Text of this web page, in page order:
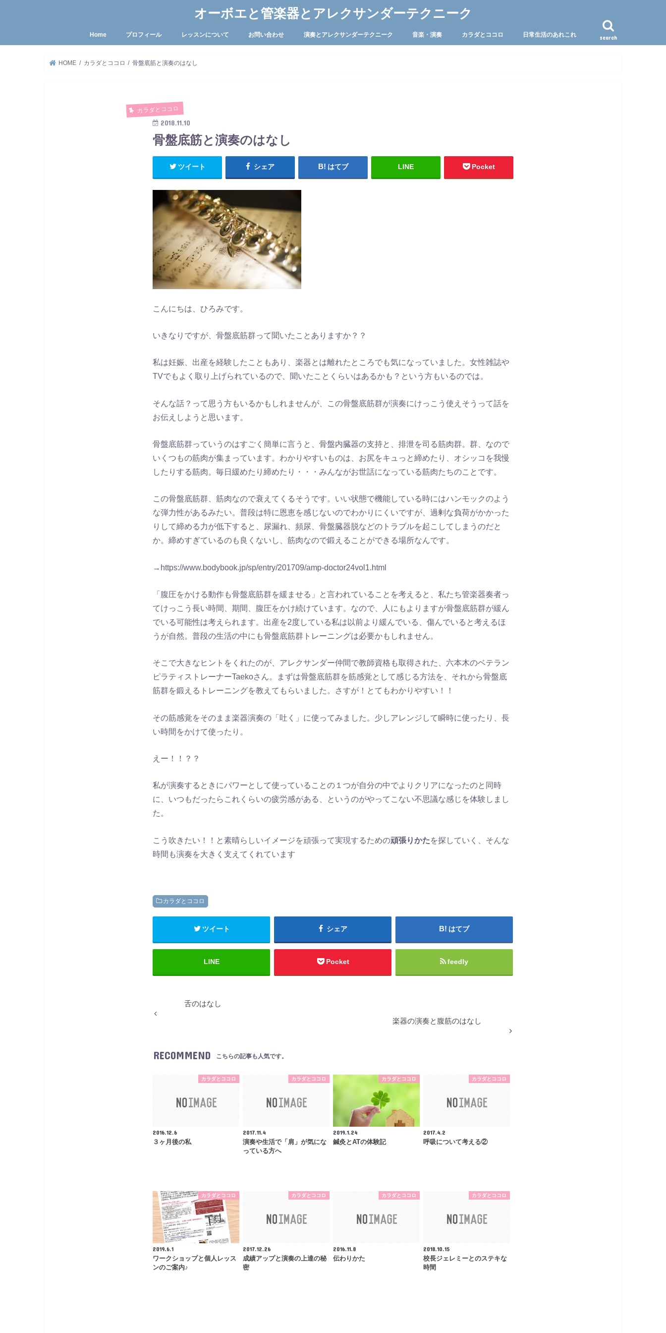
オーボエと管楽器とアレクサンダーテクニーク
search
Home プロフィール レッスンについて お問い合わせ 演奏とアレクサンダーテクニーク 音楽・演奏 カラダとココロ 日常生活のあれこれ
HOME カラダとココロ 骨盤底筋と演奏のはなし
カラダとココロ
2018.11.10
骨盤底筋と演奏のはなし
ツイート シェア はてブ LINE Pocket
こんにちは、ひろみです。
いきなりですが、骨盤底筋群って聞いたことありますか？？
私は妊娠、出産を経験したこともあり、楽器とは離れたところでも気になっていました。女性雑誌や
TVでもよく取り上げられているので、聞いたことくらいはあるかも？という方もいるのでは。
そんな話？って思う方もいるかもしれませんが、この骨盤底筋群が演奏にけっこう使えそうって話を
お伝えしようと思います。
骨盤底筋群っていうのはすごく簡単に言うと、骨盤内臓器の支持と、排泄を司る筋肉群。群、なので
いくつもの筋肉が集まっています。わかりやすいものは、お尻をキュっと締めたり、オシッコを我慢
したりする筋肉。毎日緩めたり締めたり・・・みんながお世話になっている筋肉たちのことです。
この骨盤底筋群、筋肉なので衰えてくるそうです。いい状態で機能している時にはハンモックのよう
な弾力性があるみたい。普段は特に恩恵を感じないのでわかりにくいですが、過剰な負荷がかかった
りして締める力が低下すると、尿漏れ、頻尿、骨盤臓器脱などのトラブルを起こしてしまうのだと
か。締めすぎているのも良くないし、筋肉なので鍛えることができる場所なんです。
→https://www.bodybook.jp/sp/entry/201709/amp-doctor24vol1.html
「腹圧をかける動作も骨盤底筋群を緩ませる」と言われていることを考えると、私たち管楽器奏者っ
てけっこう長い時間、期間、腹圧をかけ続けています。なので、人にもよりますが骨盤底筋群が緩ん
でいる可能性は考えられます。出産を2度している私は以前より緩んでいる、傷んでいると考えるほ
うが自然。普段の生活の中にも骨盤底筋群トレーニングは必要かもしれません。
そこで大きなヒントをくれたのが、アレクサンダー仲間で教師資格も取得された、六本木のベテラン
ピラティストレーナーTaekoさん。まずは骨盤底筋群を筋感覚として感じる方法を、それから骨盤底
筋群を鍛えるトレーニングを教えてもらいました。さすが！とてもわかりやすい！！
その筋感覚をそのまま楽器演奏の「吐く」に使ってみました。少しアレンジして瞬時に使ったり、長
い時間をかけて使ったり。
えー！！？？
私が演奏するときにパワーとして使っていることの１つが自分の中でよりクリアになったのと同時
に、いつもだったらこれくらいの疲労感がある、というのがやってこない不思議な感じを体験しまし
た。
こう吹きたい！！と素晴らしいイメージを頑張って実現するための頑張りかたを探していく、そんな
時間も演奏を大きく支えてくれています
カラダとココロ
ツイート シェア はてブ
LINE Pocket feedly
舌のはなし
楽器の演奏と腹筋のはなし
RECOMMEND こちらの記事も人気です。
カラダとココロ
2016.12.6
３ヶ月後の私
カラダとココロ
2017.11.4
演奏や生活で「肩」が気にな
っている方へ
カラダとココロ
2019.1.24
鍼灸とATの体験記
カラダとココロ
2017.4.2
呼吸について考える②
カラダとココロ
2019.6.1
ワークショップと個人レッス
ンのご案内♪
カラダとココロ
2017.12.26
成績アップと演奏の上達の秘
密
カラダとココロ
2016.11.8
伝わりかた
カラダとココロ
2018.10.15
校長ジェレミーとのステキな
時間